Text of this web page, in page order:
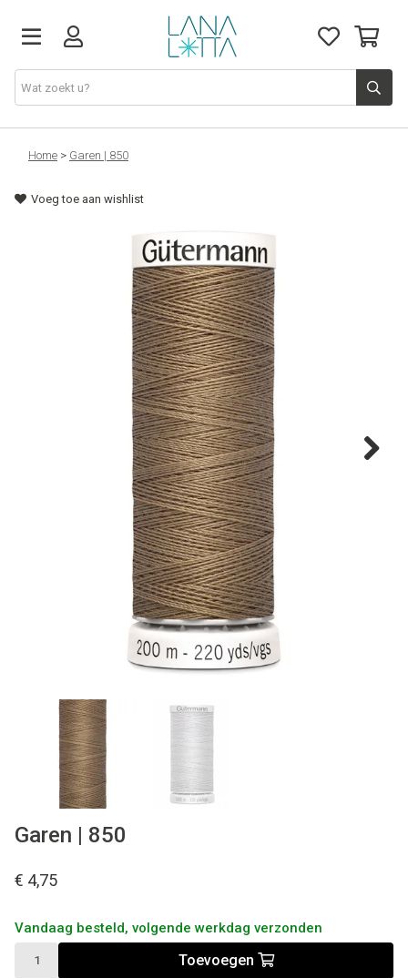
Stoffen
Fournituren
Home > Garen | 850
Voeg toe aan wishlist
Garen | 850
€ 4,75
Vandaag besteld, volgende werkdag verzonden
Toevoegen